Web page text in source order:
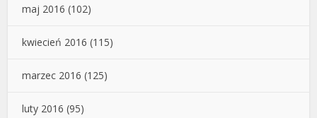
maj 2016 (102)
kwiecień 2016 (115)
marzec 2016 (125)
luty 2016 (95)